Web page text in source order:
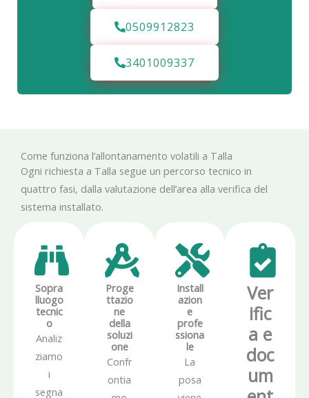
0509912823
3401009337
Come funziona l’allontanamento volatili a Talla
Ogni richiesta a Talla segue un percorso tecnico in
quattro fasi, dalla valutazione dell’area alla verifica del
sistema installato.
Sopra
lluogo
tecnic
o
Analiz
ziamo
i
segna
Proge
ttazio
ne
della
soluzi
one
Confr
ontia
Install
azion
e
profe
ssiona
le
La
posa
Ver
ific
a e
doc
um